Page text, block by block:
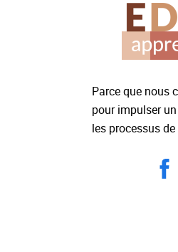
Parce que nous
pour impulser
les processus